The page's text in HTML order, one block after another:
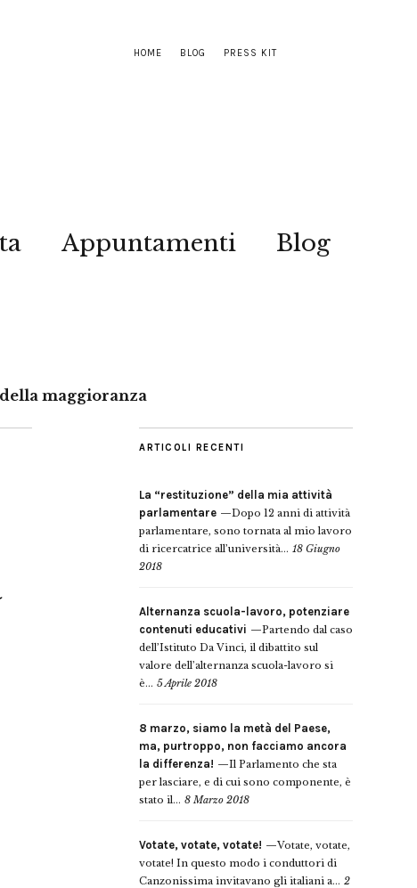
HOME BLOG PRESS KIT
Appuntamenti Blog
maggioranza
ARTICOLI RECENTI
La “restituzione” della mia attività
parlamentare
Dopo 12 anni di attività
parlamentare, sono tornata al mio lavoro
di ricercatrice all’università... 18 Giugno
2018
Alternanza scuola-lavoro, potenziare
contenuti educativi
Partendo dal caso
dell’Istituto Da Vinci, il dibattito sul
valore dell’alternanza scuola-lavoro si
è... 5 Aprile 2018
8 marzo, siamo la metà del Paese,
ma, purtroppo, non facciamo ancora
la differenza!
Il Parlamento che sta
per lasciare, e di cui sono componente, è
stato il... 8 Marzo 2018
Votate, votate, votate!
Votate, votate,
votate! In questo modo i conduttori di
Canzonissima invitavano gli italiani a... 2